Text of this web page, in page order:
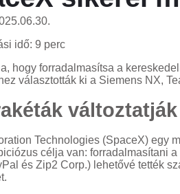
idő: 9 perc
hogy forradalmasítsa a
választották ki a Siemens NX,
Technologies (SpaceX) egy
célja van: forradalmasítani
és Zip2 Corp.) lehetővé tették